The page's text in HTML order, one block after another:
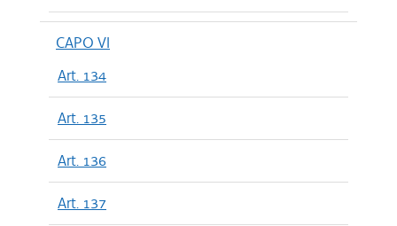
CAPO VI
Art. 134
Art. 135
Art. 136
Art. 137